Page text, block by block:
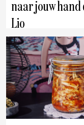
naar jouw
Lio